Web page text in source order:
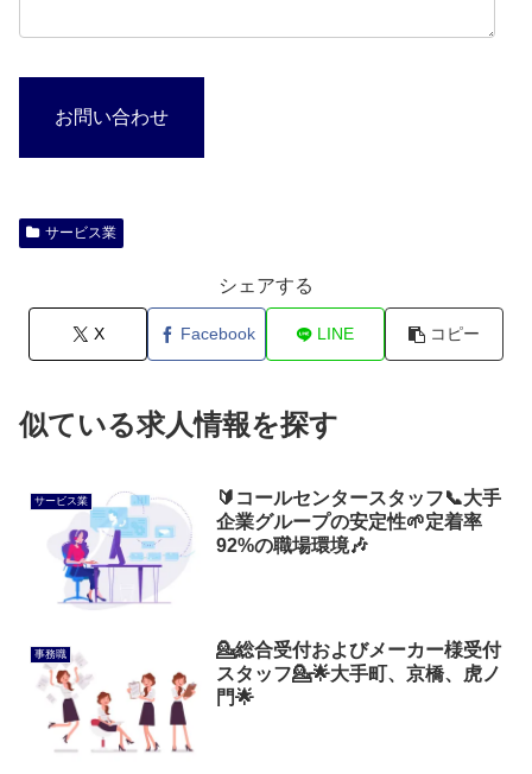
お問い合わせ
サービス業
シェアする
X Facebook LINE コピー
似ている求人情報を探す
サービス業
🔰コールセンタースタッフ📞大手
企業グループの安定性🌱定着率
92%の職場環境🎶
事務職
💁総合受付およびメーカー様受付
スタッフ💁🌟大手町、京橋、虎ノ
門🌟